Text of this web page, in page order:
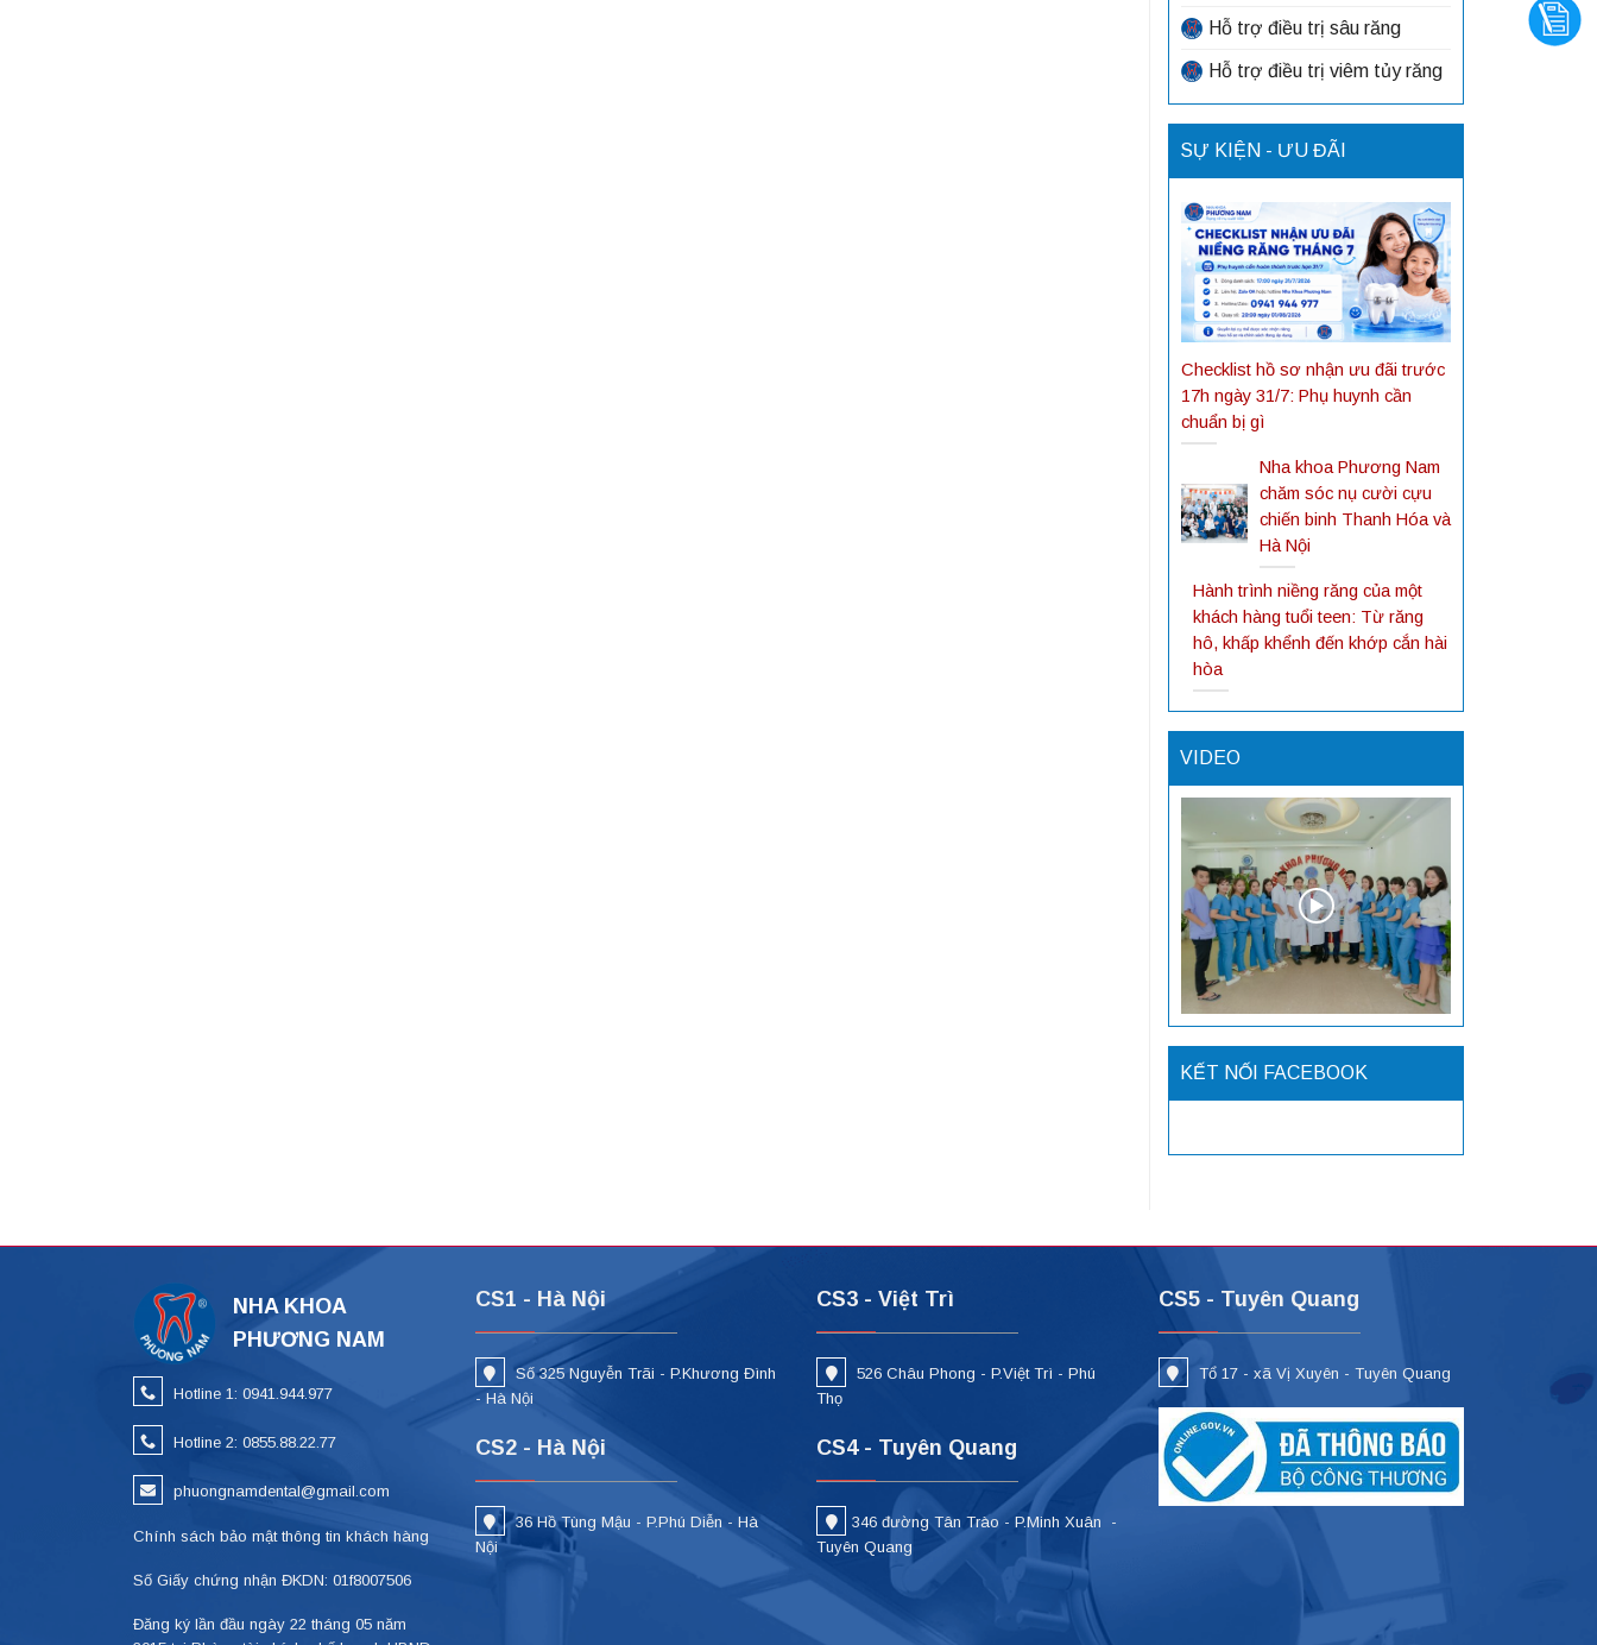
Hỗ trợ điều trị sâu răng
Hỗ trợ điều trị viêm tủy răng
SỰ KIỆN - ƯU ĐÃI
Checklist hồ sơ nhận ưu đãi trước
17h ngày 31/7: Phụ huynh cần
chuẩn bị gì
Nha khoa Phương Nam
chăm sóc nụ cười cựu
chiến binh Thanh Hóa và
Hà Nội
Hành trình niềng răng của một
khách hàng tuổi teen: Từ răng
hô, khấp khểnh đến khớp cắn hài
hòa
VIDEO
KẾT NỐI FACEBOOK
NHA KHOA
PHƯƠNG NAM
Hotline 1: 0941.944.977
Hotline 2: 0855.88.22.77
phuongnamdental@gmail.com
Chính sách bảo mật thông tin khách hàng
Số Giấy chứng nhận ĐKDN: 01f8007506
Đăng ký lần đầu ngày 22 tháng 05 năm
CS1 - Hà Nội
Số 325 Nguyễn Trãi - P.Khương Đình
- Hà Nội
CS2 - Hà Nội
36 Hồ Tùng Mậu - P.Phú Diễn - Hà
Nội
CS3 - Việt Trì
526 Châu Phong - P.Việt Trì - Phú
Thọ
CS4 - Tuyên Quang
346 đường Tân Trào - P.Minh Xuân -
Tuyên Quang
CS5 - Tuyên Quang
Tổ 17 - xã Vị Xuyên - Tuyên Quang